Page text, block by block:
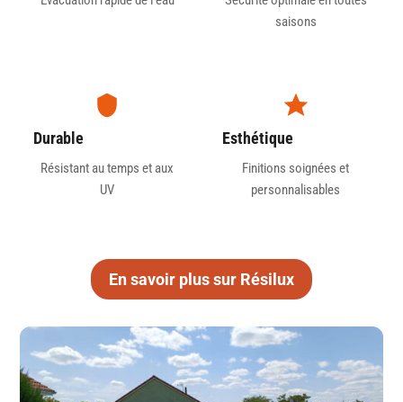
saisons
Durable
Résistant au temps et aux
UV
Esthétique
Finitions soignées et
personnalisables
En savoir plus sur Résilux